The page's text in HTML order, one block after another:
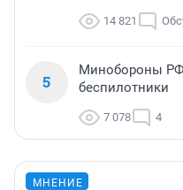
14 821
5
Минобороны
беспилотники
7 078 4
МНЕНИЕ